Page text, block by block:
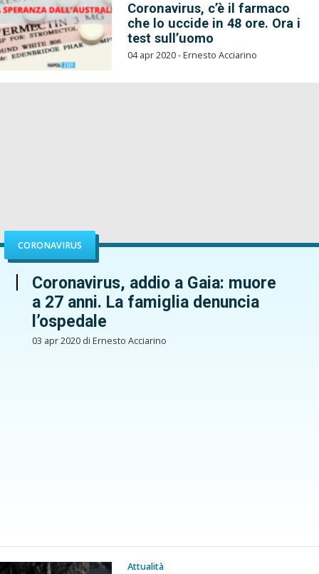
Coronavirus, c’è il farmaco
che lo uccide in 48 ore. Ora i
test sull’uomo
04 apr 2020 - Ernesto Acciarino
CORONAVIRUS
Coronavirus, addio a Gaia: muore
a 27 anni. La famiglia denuncia
l’ospedale
03 apr 2020 di Ernesto Acciarino
Attualità